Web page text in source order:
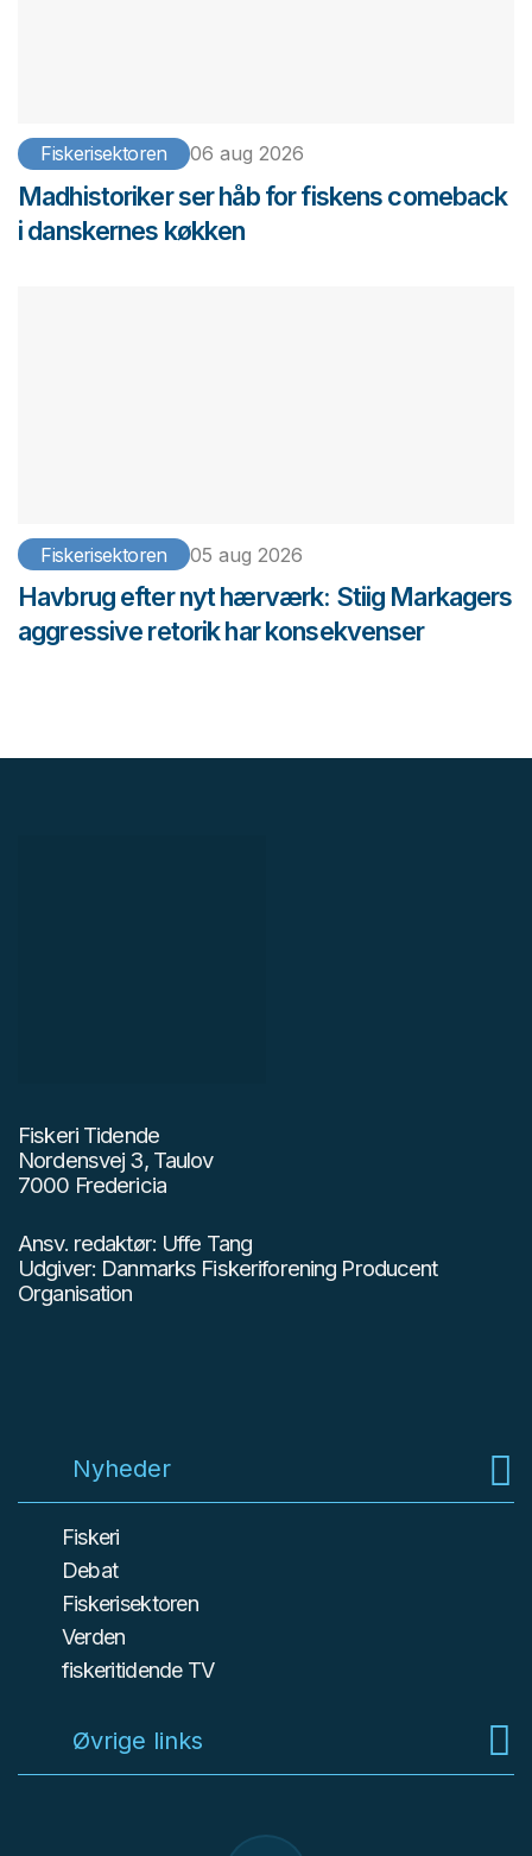
Fiskerisektoren 06 aug 2026
Madhistoriker ser håb for fiskens comeback
i danskernes køkken
Fiskerisektoren 05 aug 2026
Havbrug efter nyt hærværk: Stiig Markagers
aggressive retorik har konsekvenser
Fiskeri Tidende
Nordensvej 3, Taulov
7000 Fredericia
Ansv. redaktør: Uffe Tang
Udgiver: Danmarks Fiskeriforening Producent
Organisation
Nyheder
Fiskeri
Debat
Fiskerisektoren
Verden
fiskeritidende TV
Øvrige links